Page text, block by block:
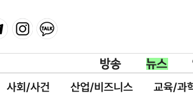
사회/사건 산업/비즈니스 교육/과